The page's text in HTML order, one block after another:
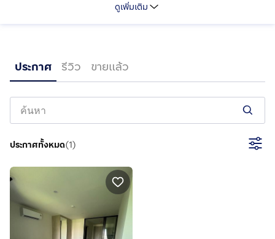
ดูเพิ่มเติม
ประกาศ รีวิว ขายแล้ว
ประกาศทั้งหมด(1)